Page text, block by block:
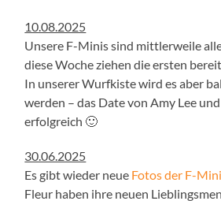
10.08.2025
Unsere F-Minis sind mittlerweile
diese Woche ziehen die ersten
In unserer Wurfkiste wird es aber
werden – das Date von Amy Lee
erfolgreich 🙂
30.06.2025
Es gibt wieder neue Fotos der F-
Fleur haben ihre neuen